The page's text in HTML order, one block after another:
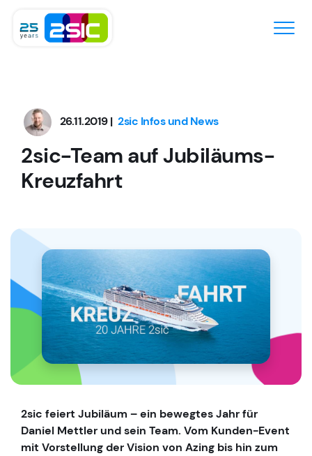
26.11.2019 | 2sic Infos und News
2sic-Team auf Jubiläums-
Kreuzfahrt
2sic feiert Jubiläum – ein bewegtes Jahr für
Daniel Mettler und sein Team. Vom Kunden-Event
mit Vorstellung der Vision von Azing bis hin zum